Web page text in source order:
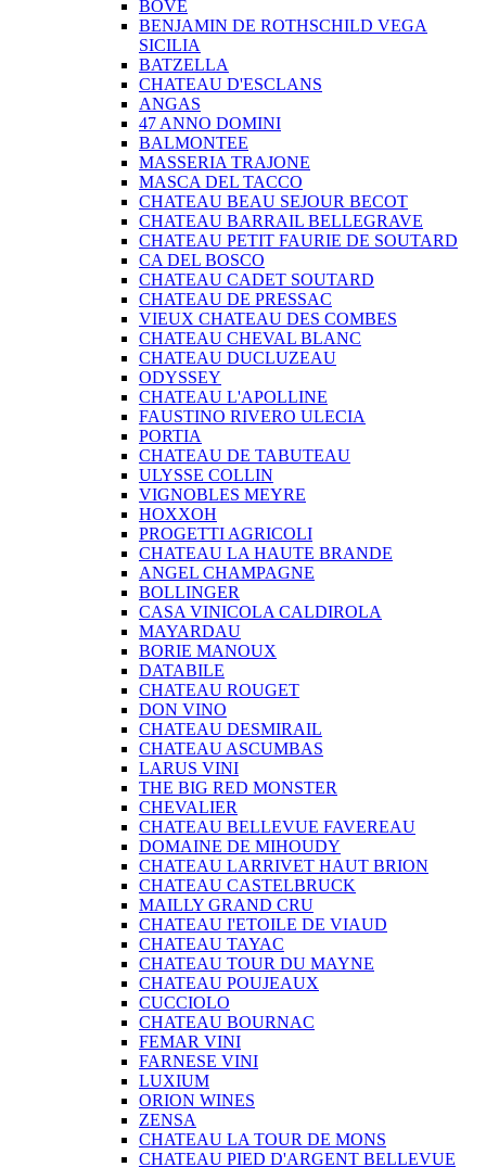
BOVE
BENJAMIN DE ROTHSCHILD VEGA
SICILIA
BATZELLA
CHATEAU D'ESCLANS
ANGAS
47 ANNO DOMINI
BALMONTEE
MASSERIA TRAJONE
MASCA DEL TACCO
CHATEAU BEAU SEJOUR BECOT
CHATEAU BARRAIL BELLEGRAVE
CHATEAU PETIT FAURIE DE SOUTARD
CA DEL BOSCO
CHATEAU CADET SOUTARD
CHATEAU DE PRESSAC
VIEUX CHATEAU DES COMBES
CHATEAU CHEVAL BLANC
CHATEAU DUCLUZEAU
ODYSSEY
CHATEAU L'APOLLINE
FAUSTINO RIVERO ULECIA
PORTIA
CHATEAU DE TABUTEAU
ULYSSE COLLIN
VIGNOBLES MEYRE
HOXXOH
PROGETTI AGRICOLI
CHATEAU LA HAUTE BRANDE
ANGEL CHAMPAGNE
BOLLINGER
CASA VINICOLA CALDIROLA
MAYARDAU
BORIE MANOUX
DATABILE
CHATEAU ROUGET
DON VINO
CHATEAU DESMIRAIL
CHATEAU ASCUMBAS
LARUS VINI
THE BIG RED MONSTER
CHEVALIER
CHATEAU BELLEVUE FAVEREAU
DOMAINE DE MIHOUDY
CHATEAU LARRIVET HAUT BRION
CHATEAU CASTELBRUCK
MAILLY GRAND CRU
CHATEAU I'ETOILE DE VIAUD
CHATEAU TAYAC
CHATEAU TOUR DU MAYNE
CHATEAU POUJEAUX
CUCCIOLO
CHATEAU BOURNAC
FEMAR VINI
FARNESE VINI
LUXIUM
ORION WINES
ZENSA
CHATEAU LA TOUR DE MONS
CHATEAU PIED D'ARGENT BELLEVUE